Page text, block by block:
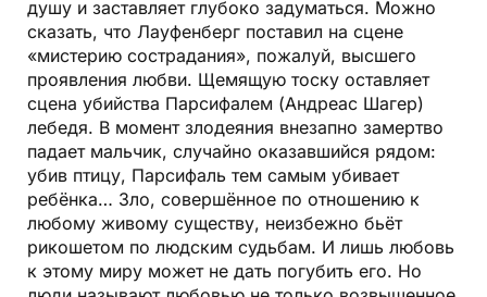
душу и заставляет глубоко задуматься. Можно
сказать, что Лауфенберг поставил на сцене
«мистерию сострадания», пожалуй, высшего
проявления любви. Щемящую тоску оставляет
сцена убийства Парсифалем (Андреас Шагер)
лебедя. В момент злодеяния внезапно замертво
падает мальчик, случайно оказавшийся рядом:
убив птицу, Парсифаль тем самым убивает
ребёнка… Зло, совершённое по отношению к
любому живому существу, неизбежно бьёт
рикошетом по людским судьбам. И лишь любовь
к этому миру может не дать погубить его. Но